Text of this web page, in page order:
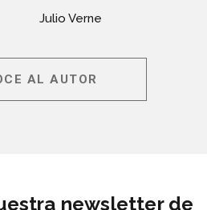
Julio Verne
AL AUTOR
newsletter de